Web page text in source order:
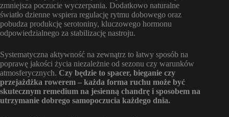
zmniejsza poczucie wyczerpania. Dodatkowo naturalne
światło dzienne wspiera regulację rytmu dobowego oraz
pobudza produkcję serotoniny, kluczowego hormonu
odpowiedzialnego za stabilizację nastroju.
Systematyczna aktywność na zewnątrz to łatwy sposób na
poprawę jakości życia niezależnie od sezonu czy warunków
atmosferycznych. Czy będzie to spacer, bieganie czy
przejażdżka rowerem – każda forma ruchu może być
skutecznym remedium na jesienną chandrę i sposobem na
utrzymanie dobrego samopoczucia każdego dnia.